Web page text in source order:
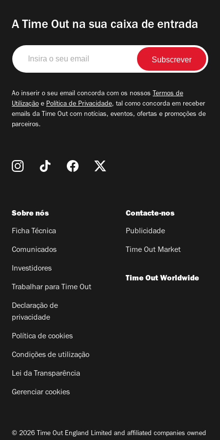
A Time Out na sua caixa de entrada
Insira
o
seu
Ao inserir o seu email concorda com os nossos Termos de
Utilização e Política de Privacidade, tal como concorda em receber
emails da Time Out com notícias, eventos, ofertas e promoções de
parceiros.
Sobre nós
Ficha Técnica
Comunicados
Investidores
Trabalhar para Time Out
Declaração de
privacidade
Política de cookies
Condições de utilização
Lei da Transparência
Gerenciar cookies
Contacte-nos
Publicidade
Time Out Market
Time Out Worldwide
© 2026 Time Out England Limited and affiliated companies owned